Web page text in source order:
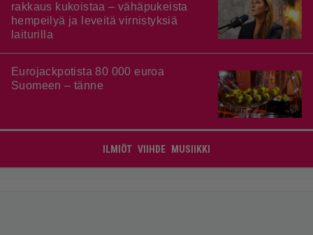
rakkaus kukoistaa – vähäpukeista
hempeilyä ja leveitä virnistyksiä
laiturilla
Eurojackpotista 80 000 euroa
Suomeen – tänne
ILMIÖT VIIHDE MUSIIKKI